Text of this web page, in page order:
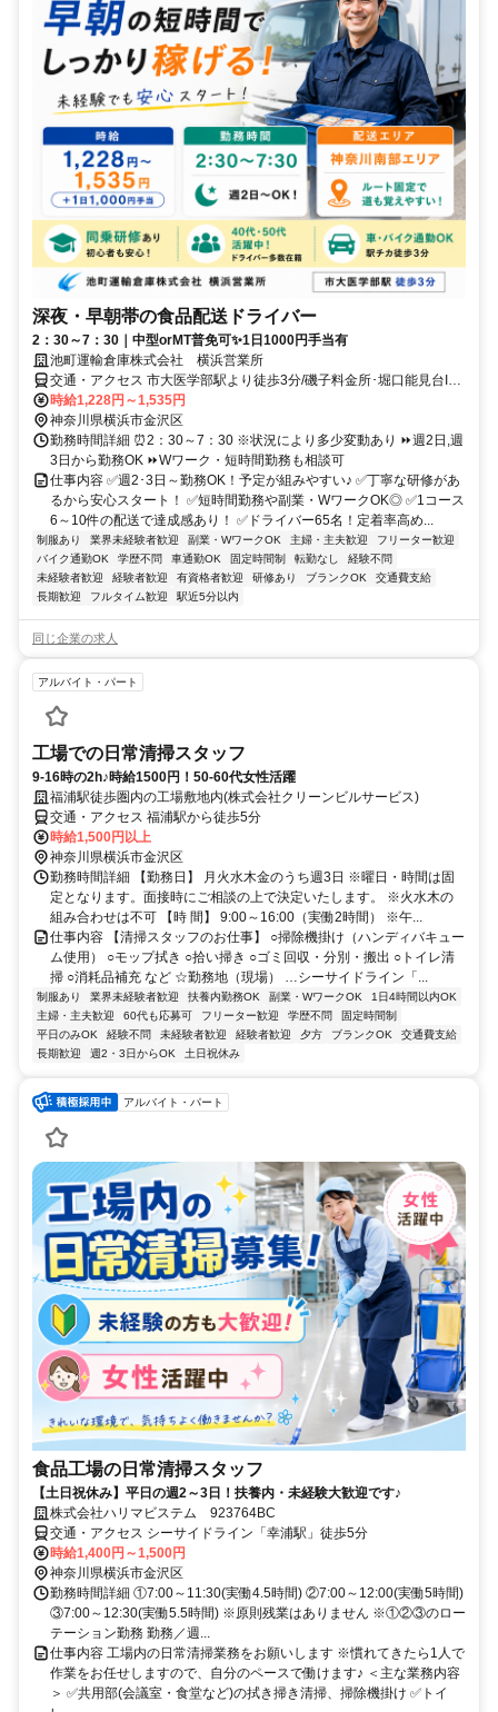
深夜・早朝帯の食品配送ドライバー
2：30～7：30｜中型orMT普免可✨1日1000円手当有
池町運輸倉庫株式会社 横浜営業所
交通・アクセス 市大医学部駅より徒歩3分/磯子料金所･堀口能見台IC
より車12分★車･バイク通勤可
時給1,228円～1,535円
神奈川県横浜市金沢区
勤務時間詳細 ⏰2：30～7：30 ※状況により多少変動あり ⏩週2日,週
3日から勤務OK ⏩Wワーク・短時間勤務も相談可
仕事内容 ✅週2･3日～勤務OK！予定が組みやすい♪ ✅丁寧な研修があ
るから安心スタート！ ✅短時間勤務や副業・WワークOK◎ ✅1コース
6～10件の配送で達成感あり！ ✅ドライバー65名！定着率高め...
制服あり 業界未経験者歓迎 副業・WワークOK 主婦・主夫歓迎
フリーター歓迎
バイク通勤OK
学歴不問 車通勤OK 固定時間制 転勤なし
経験不問
未経験者歓迎
経験者歓迎 有資格者歓迎 研修あり ブランクOK
交通費支給
長期歓迎
フルタイム歓迎 駅近5分以内
同じ企業の求人
アルバイト・パート
工場での日常清掃スタッフ
9-16時の2h♪時給1500円！50-60代女性活躍
福浦駅徒歩圏内の工場敷地内(株式会社クリーンビルサービス)
交通・アクセス 福浦駅から徒歩5分
時給1,500円以上
神奈川県横浜市金沢区
勤務時間詳細 【勤務日】 月火水木金のうち週3日 ※曜日・時間は固
定となります。面接時にご相談の上で決定いたします。 ※火水木の
組み合わせは不可 【時 間】 9:00～16:00（実働2時間） ※午...
仕事内容 【清掃スタッフのお仕事】 ○掃除機掛け（ハンディバキュー
ム使用） ○モップ拭き ○拾い掃き ○ゴミ回収・分別・搬出 ○トイレ清
掃 ○消耗品補充 など ☆勤務地（現場） …シーサイドライン「...
制服あり 業界未経験者歓迎 扶養内勤務OK 副業・WワークOK
1日4時間以内OK
主婦・主夫歓迎
60代も応募可 フリーター歓迎 学歴不問
固定時間制
平日のみOK
経験不問 未経験者歓迎 経験者歓迎 夕方 ブランクOK
交通費支給
長期歓迎
週2・3日からOK 土日祝休み
アルバイト・パート
食品工場の日常清掃スタッフ
【土日祝休み】平日の週2～3日！扶養内・未経験大歓迎です♪
株式会社ハリマビステム 923764BC
交通・アクセス シーサイドライン「幸浦駅」徒歩5分
時給1,400円～1,500円
神奈川県横浜市金沢区
勤務時間詳細 ①7:00～11:30(実働4.5時間) ②7:00～12:00(実働5時間)
③7:00～12:30(実働5.5時間) ※原則残業はありません ※①②③のロー
テーション勤務 勤務／週...
仕事内容 工場内の日常清掃業務をお願いします ※慣れてきたら1人で
作業をお任せしますので、自分のペースで働けます♪ ＜主な業務内容
＞ ✅共用部(会議室・食堂など)の拭き掃き清掃、掃除機掛け ✅トイ